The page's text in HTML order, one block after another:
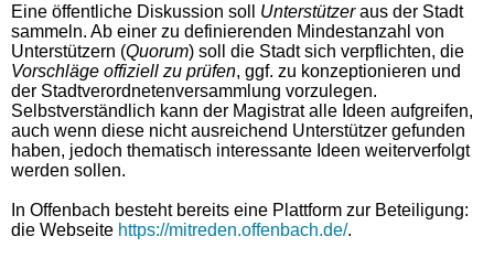
Eine öffentliche Diskussion soll Unterstützeraus der Stadt
sammeln. Ab einer zu definierenden Mindestanzahl von
Unterstützern (Quorum) soll die Stadt sich verpflichten, die
Vorschläge offiziell zu prüfen, ggf. zu konzeptionieren und
der Stadtverordnetenversammlung vorzulegen.
Selbstverständlich kann der Magistrat alle Ideen aufgreifen,
auch wenn diese nicht ausreichend Unterstützer gefunden
haben, jedoch thematisch interessante Ideen weiterverfolgt
werden sollen.
In Offenbach besteht bereits eine Plattform zur Beteiligung:
die Webseite https://mitreden.offenbach.de/.